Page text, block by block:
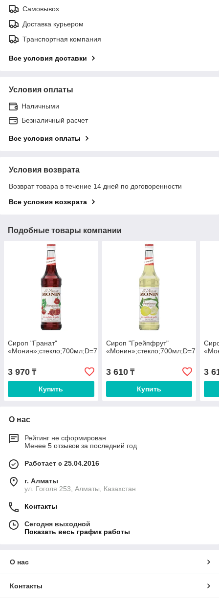
Самовывоз
Доставка курьером
Транспортная компания
Все условия доставки
Условия оплаты
Наличными
Безналичный расчет
Все условия оплаты
Условия возврата
Возврат товара в течение 14 дней по договоренности
Все условия возврата
Подобные товары компании
Сироп "Гранат"
«Монин»;стекло;700мл;D=7,H=31см
3 970 ₸
Купить
Сироп "Грейпфрут"
3 610₸
Купить
3
О нас
Рейтинг не сформирован
Менее 5 отзывов за последний год
Работает с 25.04.2016
г. Алматы
ул. Гоголя 253, Алматы, Казахстан
Контакты
Сегодня выходной
Показать весь график работы
О нас
Контакты